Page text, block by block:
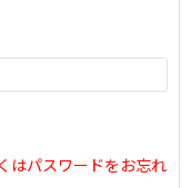
はパスワードをお忘れ